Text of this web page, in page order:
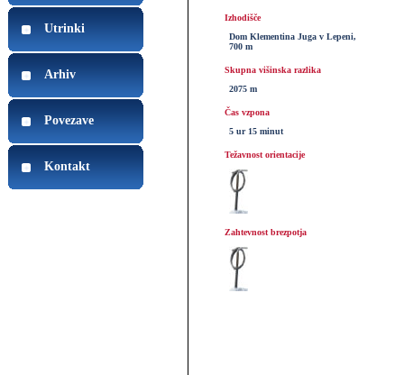
Utrinki
Arhiv
Povezave
Kontakt
Izhodišče
Dom Klementina Juga v Lepeni,
700 m
Skupna višinska razlika
2075 m
Čas vzpona
5 ur 15 minut
Težavnost orientacije
Zahtevnost brezpotja